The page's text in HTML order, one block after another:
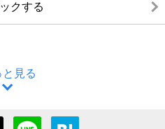
クする
と見る